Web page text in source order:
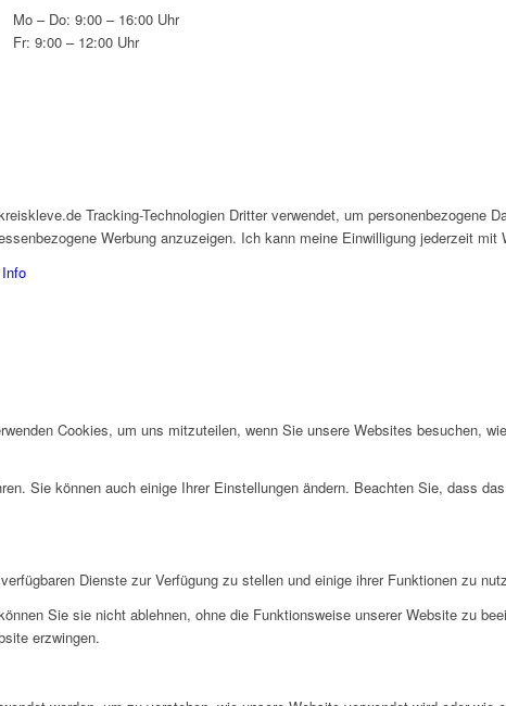
Mo – Do: 9:00 – 16:00 Uhr
Fr: 9:00 – 12:00 Uhr
Tracking-Technologien Dritter verwendet, um personenbezogene
Werbung anzuzeigen. Ich kann meine Einwilligung jederzeit mit
Cookies, um uns mitzuteilen, wenn Sie unsere Websites besuchen,
Sie können auch einige Ihrer Einstellungen ändern. Beachten Sie, dass
Dienste zur Verfügung zu stellen und einige ihrer Funktionen zu
Sie sie nicht ablehnen, ohne die Funktionsweise unserer Website zu
erzwingen.